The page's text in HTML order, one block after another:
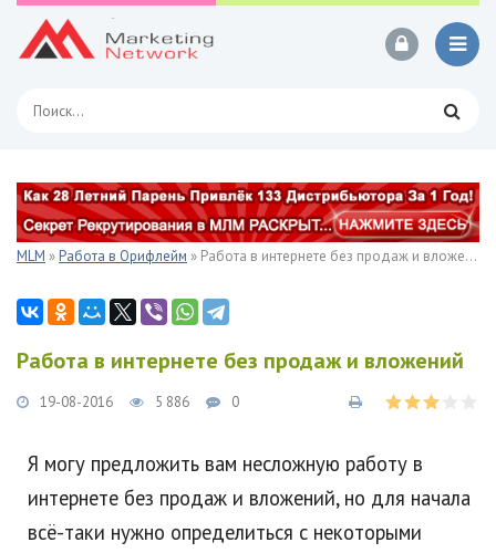
MLM »Работа в Орифлейм » Работа в интернете без продаж и вложений
Работа в интернете без продаж и вложений
19-08-2016 5 886 0
Я могу предложить вам несложную работу в
интернете без продаж и вложений, но для начала
всё-таки нужно определиться с некоторыми